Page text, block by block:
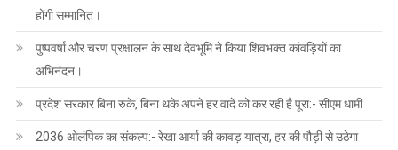
होंगी सम्मानित।
पुष्पवर्षा और चरण प्रक्षालन के साथ देवभूमि ने किया शिवभक्त कांवड़ियों का
अभिनंदन।
प्रदेश सरकार बिना रुके, बिना थके अपने हर वादे को कर रही है पूरा:- सीएम धामी
2036 ओलंपिक का संकल्प:- रेखा आर्या की कावड़ यात्रा, हर की पौड़ी से उठेगा